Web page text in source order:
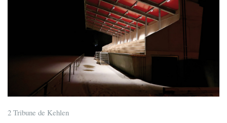
2 Tribune de Kehlen